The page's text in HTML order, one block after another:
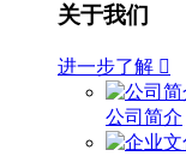
关于我们
进一步了解 
公司简介